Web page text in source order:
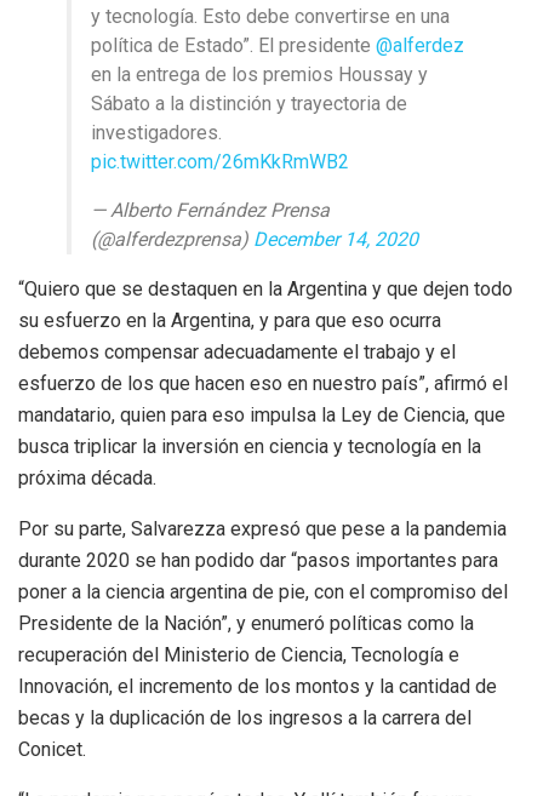
y tecnología. Esto debe convertirse en una
política de Estado”. El presidente @alferdez
en la entrega de los premios Houssay y
Sábato a la distinción y trayectoria de
investigadores.
pic.twitter.com/26mKkRmWB2
— Alberto Fernández Prensa
(@alferdezprensa) December 14, 2020
“Quiero que se destaquen en la Argentina y que dejen todo
su esfuerzo en la Argentina, y para que eso ocurra
debemos compensar adecuadamente el trabajo y el
esfuerzo de los que hacen eso en nuestro país”, afirmó el
mandatario, quien para eso impulsa la Ley de Ciencia, que
busca triplicar la inversión en ciencia y tecnología en la
próxima década.
Por su parte, Salvarezza expresó que pese a la pandemia
durante 2020 se han podido dar “pasos importantes para
poner a la ciencia argentina de pie, con el compromiso del
Presidente de la Nación”, y enumeró políticas como la
recuperación del Ministerio de Ciencia, Tecnología e
Innovación, el incremento de los montos y la cantidad de
becas y la duplicación de los ingresos a la carrera del
Conicet.